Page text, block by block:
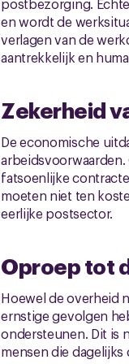
en wordt de
verlagen van de
aantrekkelijk en
Zekerheid
De economische
fatsoenlijke
moeten niet ten
eerlijke postsector.
Oproep tot
Hoewel de overheid
ernstige gevolgen
ondersteunen. Dit is
mensen die